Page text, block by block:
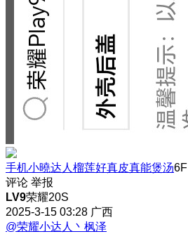
手机小曉达人榴莲好真皮真能煲汤6F
评论 举报
LV9荣耀20S
2025-3-15 03:28 广西
@荣耀小达人丶枫泽